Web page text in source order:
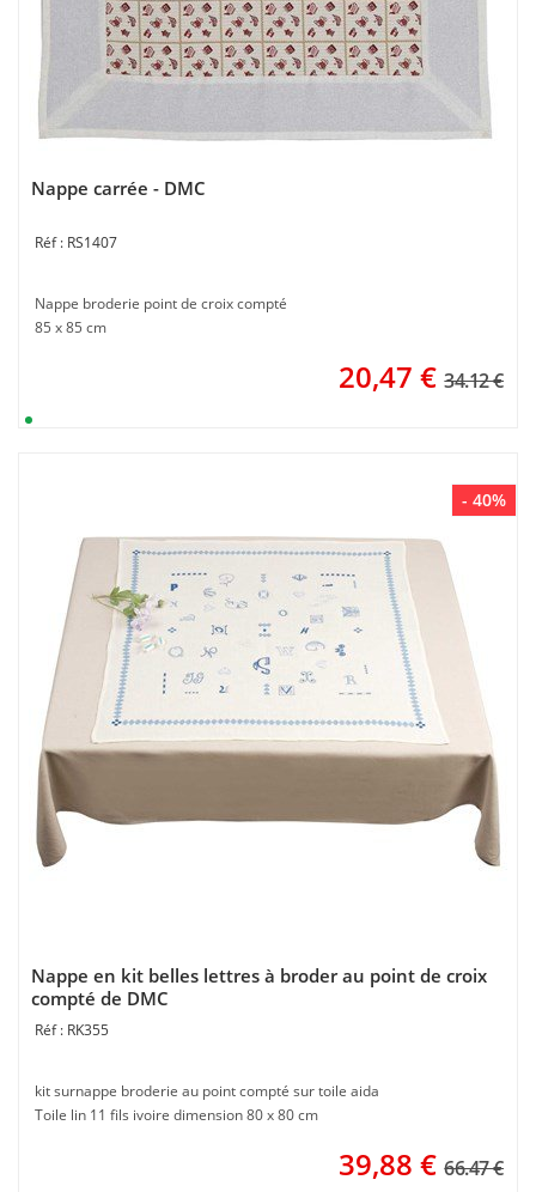
Nappe carrée - DMC
RS1407
Nappe broderie point de croix compté
85 x 85 cm
20,47 € 34.12 €
- 40%
Nappe en kit belles lettres à broder au point de croix
compté de DMC
RK355
kit surnappe broderie au point compté sur toile aida
Toile lin 11 fils ivoire dimension 80 x 80 cm
39,88 € 66.47 €